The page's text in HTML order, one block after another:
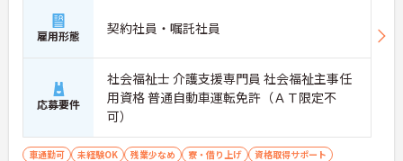
雇用形態 契約社員・嘱託社員
応募要件
社会福祉士 介護支援専門員 社会福祉主事任
用資格 普通自動車運転免許（ＡＴ限定不
可）
車通勤可 未経験OK 残業少なめ 寮・借り上げ
資格取得サポート